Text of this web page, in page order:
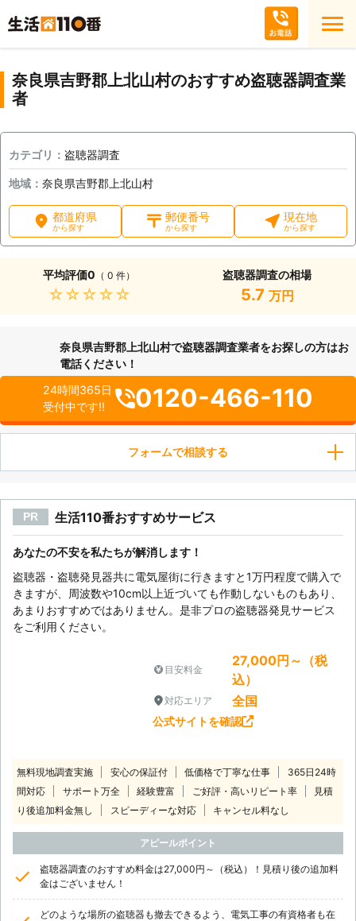
奈良県吉野郡上北山村のおすすめ盗聴器調査業
者
カテゴリ： 盗聴器調査
地域： 奈良県吉野郡上北山村
都道府県
から探す
郵便番号
から探す
現在地
から探す
平均評価0 （ 0 件）
★★★★★
盗聴器調査の相場
5.7 万円
奈良県吉野郡上北山村で盗聴器調査業者をお探しの方はお
電話ください！
24時間365日
受付中です!!
0120-466-110
フォームで相談する
PR 生活110番おすすめサービス
あなたの不安を私たちが解消します！
盗聴器・盗聴発見器共に電気屋街に行きますと1万円程度で購入で
きますが、周波数や10cm以上近づいても作動しないものもあり、
あまりおすすめではありません。是非プロの盗聴器発見サービス
をご利用ください。
目安料金
27,000円～（税
込）
対応エリア 全国
公式サイトを確認
無料現地調査実施 安心の保証付 低価格で丁寧な仕事
365日24時
間対応
サポート万全 経験豊富 ご好評・高いリピート率
見積
り後追加料金無し
スピーディーな対応 キャンセル料なし
アピールポイント
盗聴器調査のおすすめ料金は27,000円～（税込）！見積り後の追加料
金はございません！
どのような場所の盗聴器も撤去できるよう、電気工事の有資格者も在